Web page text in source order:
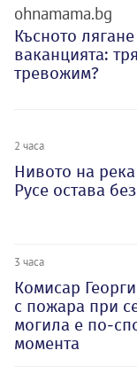
ohnamama.bg
Късното
ваканцията:
тревожим?
2 часа
Нивото на
Русе остава
3 часа
Комисар
с пожара при
могила е по-
момента